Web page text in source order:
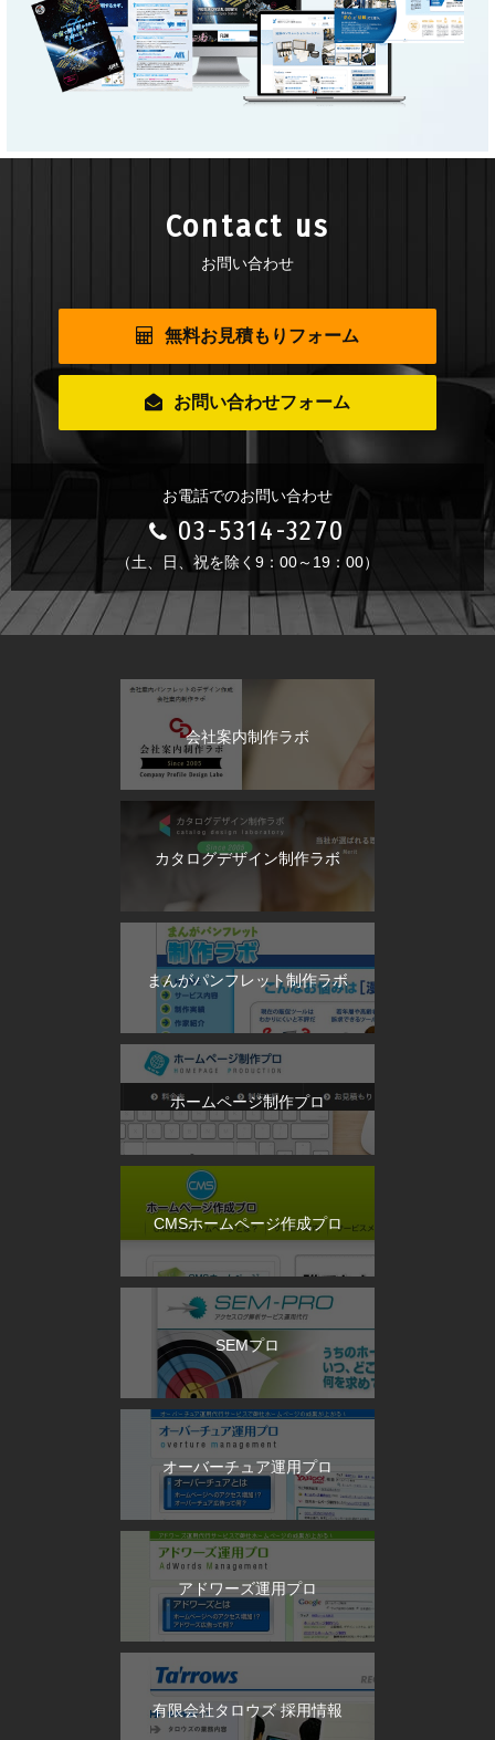
Contact us
お問い合わせ
無料お見積もりフォーム
お問い合わせフォーム
お電話でのお問い合わせ
03-5314-3270
（土、日、祝を除く9：00～19：00）
会社案内制作ラボ
カタログデザイン制作ラボ
まんがパンフレット制作ラボ
ホームページ制作プロ
CMSホームページ作成プロ
SEMプロ
オーバーチュア運用プロ
アドワーズ運用プロ
有限会社タロウズ 採用情報